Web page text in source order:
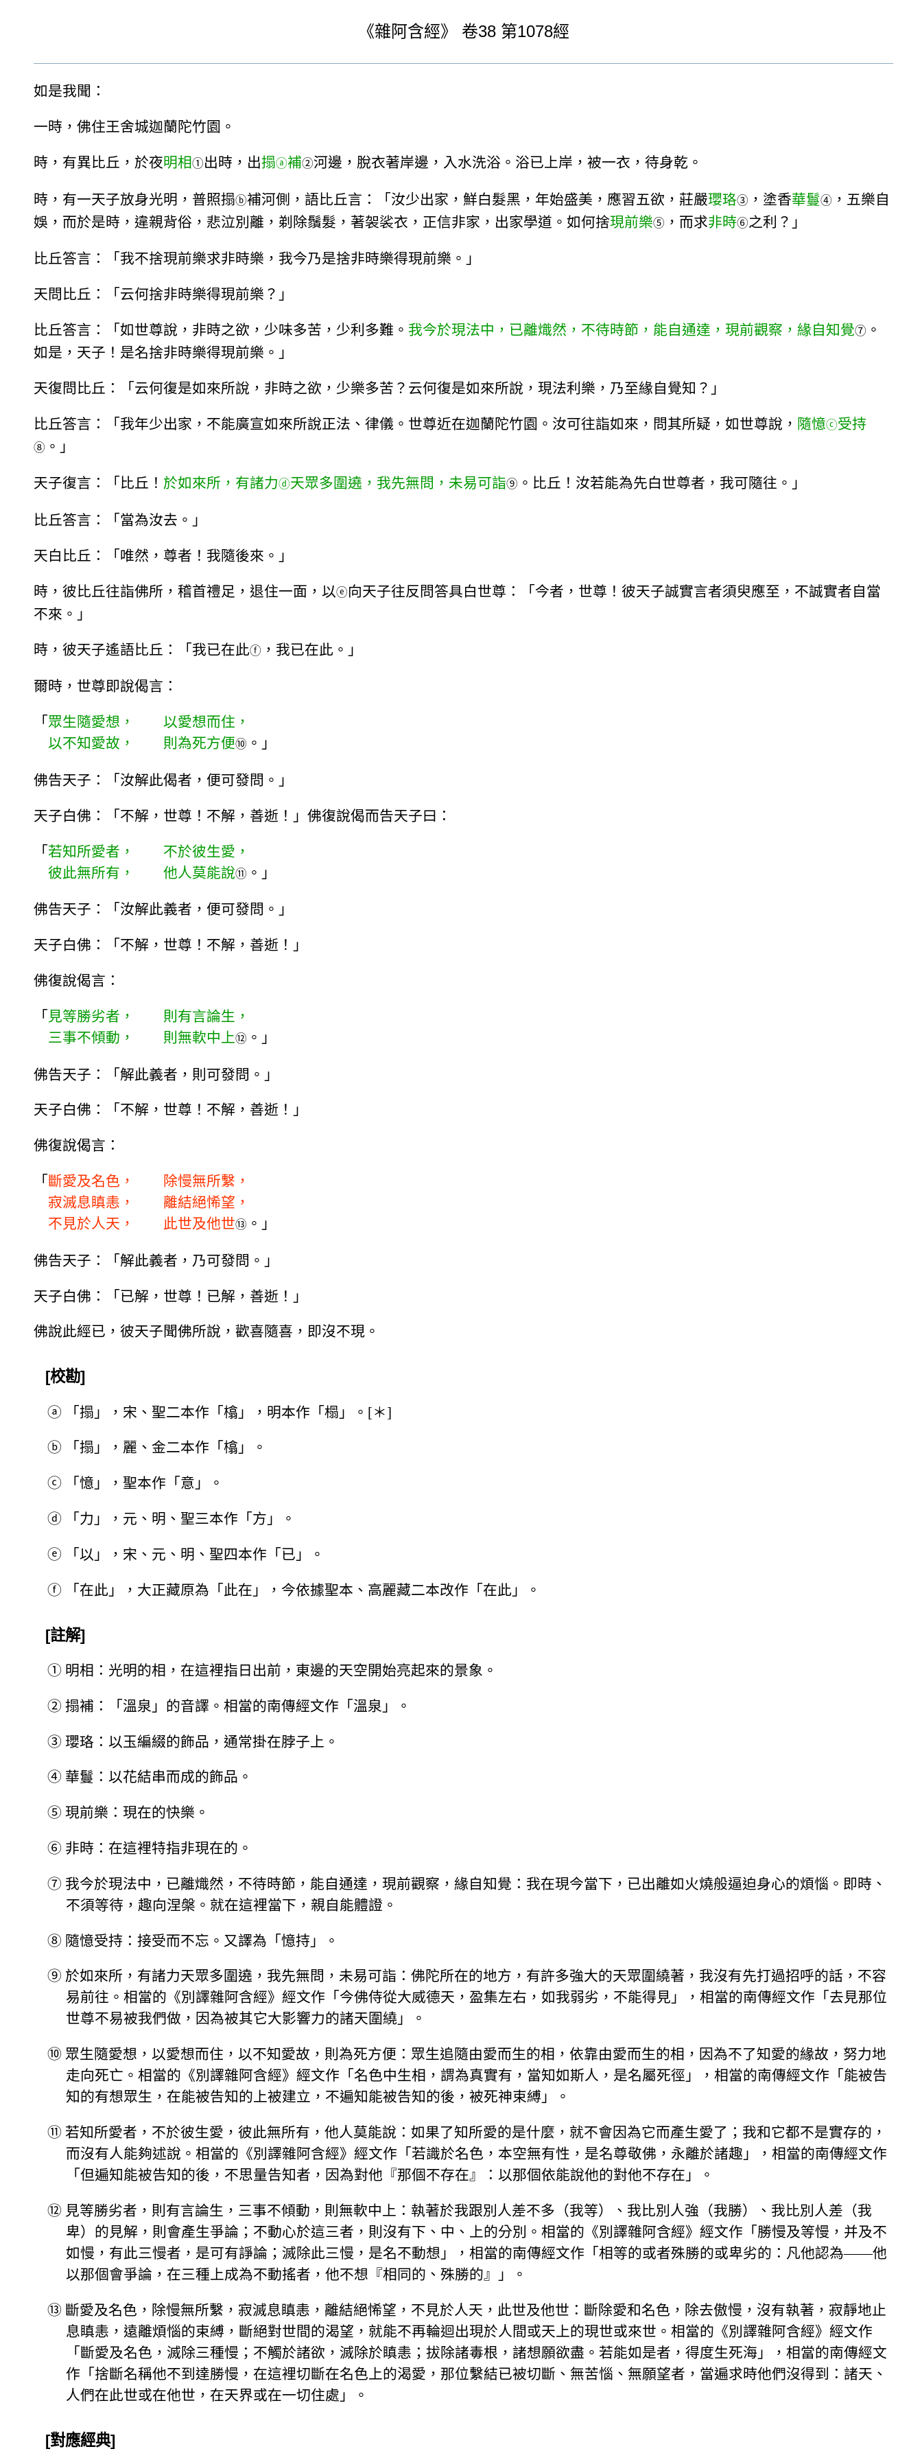
《雜阿含經》 卷38第1078經
如是我聞：
一時，佛住王舍城迦蘭陀竹園。
時，有異比丘，於夜明相①出時，出搨ⓐ補②河邊，脫衣著岸邊，入水洗浴。浴已上岸，被一衣，待身乾。
時，有一天子放身光明，普照搨ⓑ補河側，語比丘言：「汝少出家，鮮白髮黑，年始盛美，應習五欲，莊嚴瓔珞③ ，塗香華鬘④ ，五樂自
娛，而於是時，違親背俗，悲泣別離，剃除鬚髮，著袈裟衣，正信非家，出家學道。如何捨現前樂⑤ ，而求非時⑥之利？」
比丘答言：「我不捨現前樂求非時樂，我今乃是捨非時樂得現前樂。」
天問比丘：「云何捨非時樂得現前樂？」
比丘答言：「如世尊說，非時之欲，少味多苦，少利多難。 我今於現法中，已離熾然，不待時節，能自通達，現前觀察，緣自知覺⑦ 。
如是，天子！是名捨非時樂得現前樂。」
天復問比丘：「云何復是如來所說，非時之欲，少樂多苦？云何復是如來所說，現法利樂，乃至緣自覺知？」
比丘答言：「我年少出家，不能廣宣如來所說正法、律儀。世尊近在迦蘭陀竹園。汝可往詣如來，問其所疑，如世尊說， 隨憶ⓒ受持
⑧ 。」
天子復言：「比丘！ 於如來所，有諸力ⓓ天眾多圍遶，我先無問，未易可詣⑨ 。比丘！汝若能為先白世尊者，我可隨往。」
比丘答言：「當為汝去。」
天白比丘：「唯然，尊者！我隨後來。」
時，彼比丘往詣佛所，稽首禮足，退住一面，以ⓔ向天子往反問答具白世尊：「今者，世尊！彼天子誠實言者須臾應至，不誠實者自當
不來。」
時，彼天子遙語比丘：「我已在此ⓕ ，我已在此。」
爾時，世尊即說偈言：
「 眾生隨愛想， 以愛想而住，
以不知愛故， 則為死方便⑩ 。」
佛告天子：「汝解此偈者，便可發問。」
天子白佛：「不解，世尊！不解，善逝！」佛復說偈而告天子曰：
「若知所愛者， 不於彼生愛，
彼此無所有， 他人莫能說⑪ 。」
佛告天子：「汝解此義者，便可發問。」
天子白佛：「不解，世尊！不解，善逝！」
佛復說偈言：
「 見等勝劣者， 則有言論生，
三事不傾動， 則無軟中上⑫ 。」
佛告天子：「解此義者，則可發問。」
天子白佛：「不解，世尊！不解，善逝！」
佛復說偈言：
「 斷愛及名色， 除慢無所繫，
寂滅息瞋恚， 離結絕悕望，
不見於人天， 此世及他世⑬ 。」
佛告天子：「解此義者，乃可發問。」
天子白佛：「已解，世尊！已解，善逝！」
佛說此經已，彼天子聞佛所說，歡喜隨喜，即沒不現。
[校勘]
ⓐ 「搨」，宋、聖二本作「㯓」，明本作「榻」。[＊]
ⓑ 「搨」，麗、金二本作「㯓」。
ⓒ 「憶」，聖本作「意」。
ⓓ 「力」，元、明、聖三本作「方」。
ⓔ 「以」，宋、元、明、聖四本作「已」。
ⓕ 「在此」，大正藏原為「此在」，今依據聖本、高麗藏二本改作「在此」。
[註解]
① 明相：光明的相，在這裡指日出前，東邊的天空開始亮起來的景象。
② 搨補：「溫泉」的音譯。相當的南傳經文作「溫泉」。
③ 瓔珞：以玉編綴的飾品，通常掛在脖子上。
④ 華鬘：以花結串而成的飾品。
⑤ 現前樂：現在的快樂。
⑥ 非時：在這裡特指非現在的。
⑦ 我今於現法中，已離熾然，不待時節，能自通達，現前觀察，緣自知覺：我在現今當下，已出離如火燒般逼迫身心的煩惱。即時、
不須等待，趣向涅槃。就在這裡當下，親自能體證。
⑧ 隨憶受持：接受而不忘。又譯為「憶持」。
⑨ 於如來所，有諸力天眾多圍遶，我先無問，未易可詣：佛陀所在的地方，有許多強大的天眾圍繞著，我沒有先打過招呼的話，不容
易前往。相當的《別譯雜阿含經》經文作「今佛侍從大威德天，盈集左右，如我弱劣，不能得見」，相當的南傳經文作「去見那位
世尊不易被我們做，因為被其它大影響力的諸天圍繞」。
⑩ 眾生隨愛想，以愛想而住，以不知愛故，則為死方便：眾生追隨由愛而生的相，依靠由愛而生的相，因為不了知愛的緣故，努力地
走向死亡。相當的《別譯雜阿含經》經文作「名色中生相，謂為真實有，當知如斯人，是名屬死徑」，相當的南傳經文作「能被告
知的有想眾生，在能被告知的上被建立，不遍知能被告知的後，被死神束縛」。
⑪ 若知所愛者，不於彼生愛，彼此無所有，他人莫能說：如果了知所愛的是什麼，就不會因為它而產生愛了；我和它都不是實存的，
而沒有人能夠述說。相當的《別譯雜阿含經》經文作「若識於名色，本空無有性，是名尊敬佛，永離於諸趣」，相當的南傳經文作
「但遍知能被告知的後，不思量告知者，因為對他『那個不存在』：以那個依能說他的對他不存在」。
⑫ 見等勝劣者，則有言論生，三事不傾動，則無軟中上：執著於我跟別人差不多（我等）、我比別人強（我勝）、我比別人差（我
卑）的見解，則會產生爭論；不動心於這三者，則沒有下、中、上的分別。相當的《別譯雜阿含經》經文作「勝慢及等慢，并及不
如慢，有此三慢者，是可有諍論；滅除此三慢，是名不動想」，相當的南傳經文作「相等的或者殊勝的或卑劣的：凡他認為——他
以那個會爭論，在三種上成為不動搖者，他不想『相同的、殊勝的』」。
⑬ 斷愛及名色，除慢無所繫，寂滅息瞋恚，離結絕悕望，不見於人天，此世及他世：斷除愛和名色，除去傲慢，沒有執著，寂靜地止
息瞋恚，遠離煩惱的束縛，斷絕對世間的渴望，就能不再輪迴出現於人間或天上的現世或來世。相當的《別譯雜阿含經》經文作
「斷愛及名色，滅除三種慢；不觸於諸欲，滅除於瞋恚；拔除諸毒根，諸想願欲盡。若能如是者，得度生死海」，相當的南傳經文
作「捨斷名稱他不到達勝慢，在這裡切斷在名色上的渴愛，那位繫結已被切斷、無苦惱、無願望者，當遍求時他們沒得到：諸天、
人們在此世或在他世，在天界或在一切住處」。
[對應經典]